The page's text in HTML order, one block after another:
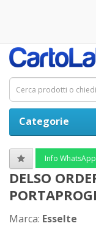
Categorie
Info WhatsApp
DELSO
Marca: Esselte